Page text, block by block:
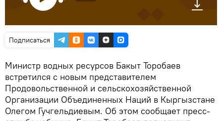
Подписаться
Министр водных ресурсов Бакыт Торобаев
встретился с новым представителем
Продовольственной и сельскохозяйственной
Организации Объединенных Наций в Кыргызстане
Олегом Гучгельдиевым. Об этом сообщает пресс-